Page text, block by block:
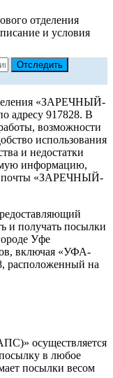
отделения
и условия
«ЗАРЕЧНЫЙ-
917828. В
возможности
использования
и недостатки
информацию,
почты «ЗАРЕЧНЫЙ-
и получать посылки
Уфе
включая «УФА-
на
осуществляется
в любое
посылки весом